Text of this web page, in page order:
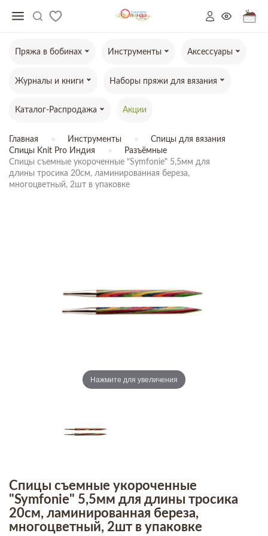
Пряжа в бобинах Инструменты Аксессуары
Журналы и книги Наборы пряжи для вязания
Каталог-Распродажа Акции
Главная Инструменты
Спицы для вязания
Спицы Knit Pro Индия
Разъёмные
Спицы съемные укороченные "Symfonie" 5,5мм для
длины тросика 20см, ламинированная береза,
многоцветный, 2шт в упаковке
Нажмите для увеличения
Спицы съемные укороченные
"Symfonie" 5,5мм для длины тросика
20см, ламинированная береза,
многоцветный, 2шт в упаковке